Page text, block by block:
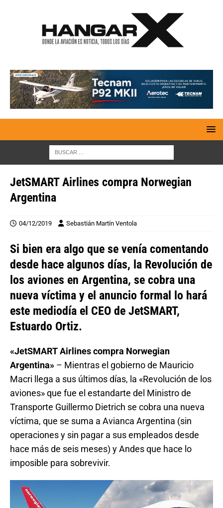
JetSMART Airlines compra Norwegian
Argentina
04/12/2019 Sebastián Martín Ventola
Si bien era algo que se venía comentando
desde hace algunos días, la Revolución de
los aviones en Argentina, se cobra una
nueva víctima y el anuncio formal lo hará
este mediodía el CEO de JetSMART,
Estuardo Ortiz.
«JetSMART Airlines compra Norwegian
Argentina» – Mientras el gobierno de Mauricio
Macri llega a sus últimos días, la «Revolución de los
aviones» que fue el estandarte del Ministro de
Transporte Guillermo Dietrich se cobra una nueva
víctima, que se suma a Avianca Argentina (sin
operaciones y sin pagar a sus empleados desde
hace más de seis meses) y Andes que hace lo
imposible para sobrevivir.